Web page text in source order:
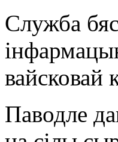
Служба
вайсковай
Паводле